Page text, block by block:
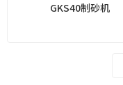
GKS40制砂机